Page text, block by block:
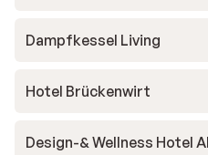
Dampfkessel Living
Hotel Brückenwirt
Design-& Wellness Hotel